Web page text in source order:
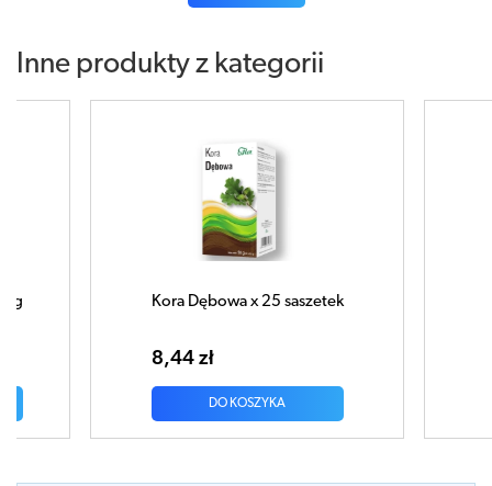
Inne produkty z kategorii
Kora Dębowa x 25 saszetek